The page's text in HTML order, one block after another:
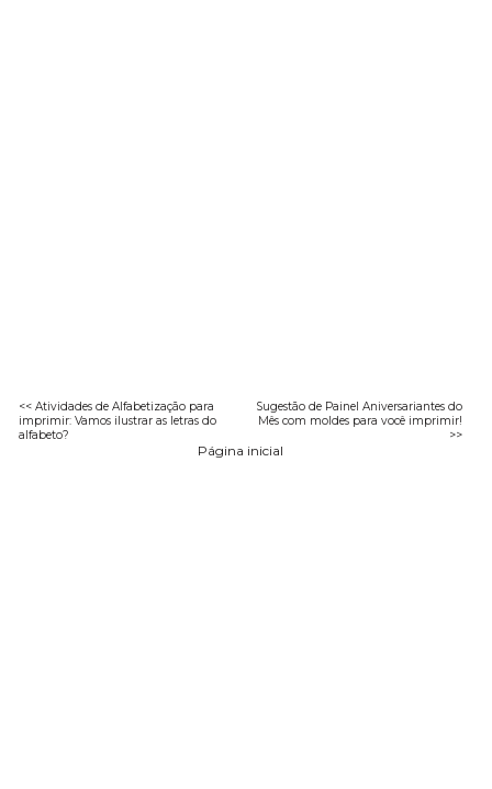
<< Atividades de Alfabetização para
imprimir: Vamos ilustrar as letras do
alfabeto?
Sugestão de Painel Aniversariantes do
Mês com moldes para você imprimir!
>>
Página inicial